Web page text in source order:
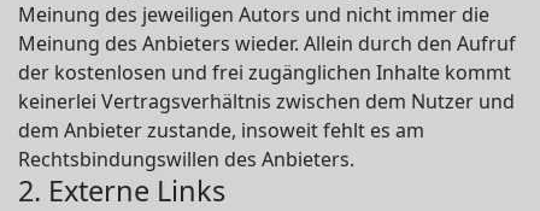
Meinung des jeweiligen Autors und nicht immer die
Meinung des Anbieters wieder. Allein durch den Aufruf
der kostenlosen und frei zugänglichen Inhalte kommt
keinerlei Vertragsverhältnis zwischen dem Nutzer und
dem Anbieter zustande, insoweit fehlt es am
Rechtsbindungswillen des Anbieters.
2. Externe Links